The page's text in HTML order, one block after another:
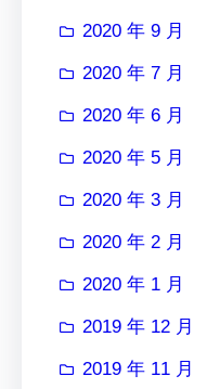
2020 年 9 月
2020 年 7 月
2020 年 6 月
2020 年 5 月
2020 年 3 月
2020 年 2 月
2020 年 1 月
2019 年 12 月
2019 年 11 月